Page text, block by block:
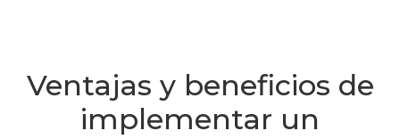
Ventajas y beneficios de
implementar un